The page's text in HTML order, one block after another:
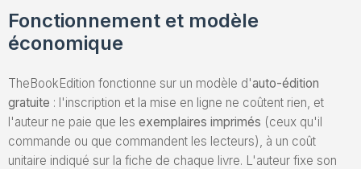
Fonctionnement et modèle
économique
TheBookEdition fonctionne sur un modèle d'auto-édition
gratuite : l'inscription et la mise en ligne ne coûtent rien, et
l'auteur ne paie que les exemplaires imprimés (ceux qu'il
commande ou que commandent les lecteurs), à un coût
unitaire indiqué sur la fiche de chaque livre. L'auteur fixe son